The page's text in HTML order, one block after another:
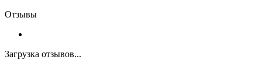
Отзывы
Загрузка отзывов...